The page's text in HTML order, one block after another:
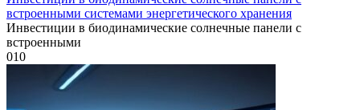
встроенными системами энергетического хранения
Инвестиции в биодинамические солнечные панели с
встроенными
010